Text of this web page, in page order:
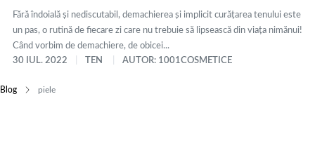
Blog piele
Fără îndoială și nediscutabil, demachierea și implicit curățarea tenului este
un pas, o rutină de fiecare zi care nu trebuie să lipsească din viața nimănui!
Când vorbim de demachiere, de obicei...
30 IUL. 2022
TEN AUTOR: 1001COSMETICE